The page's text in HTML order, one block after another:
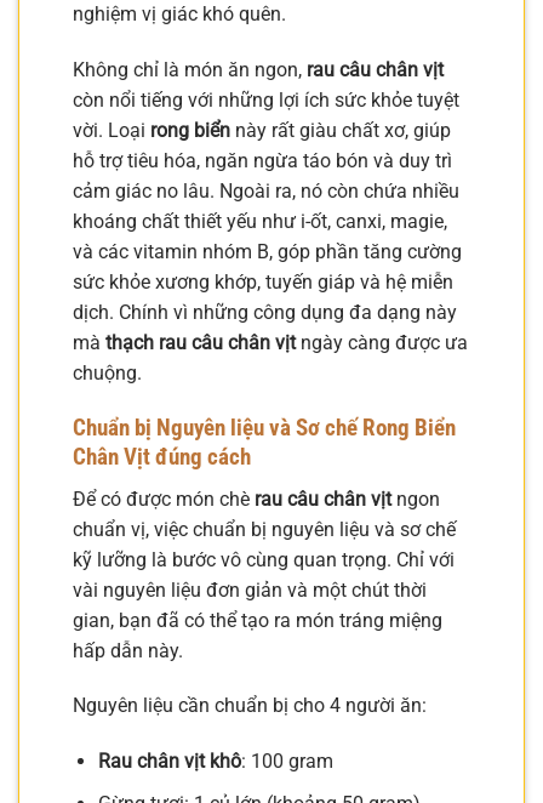
nghiệm vị giác khó quên.
Không chỉ là món ăn ngon, rau câu chân vịt
còn nổi tiếng với những lợi ích sức khỏe tuyệt
vời. Loại rong biển này rất giàu chất xơ, giúp
hỗ trợ tiêu hóa, ngăn ngừa táo bón và duy trì
cảm giác no lâu. Ngoài ra, nó còn chứa nhiều
khoáng chất thiết yếu như i-ốt, canxi, magie,
và các vitamin nhóm B, góp phần tăng cường
sức khỏe xương khớp, tuyến giáp và hệ miễn
dịch. Chính vì những công dụng đa dạng này
mà thạch rau câu chân vịtngày càng được ưa
chuộng.
Chuẩn bị Nguyên liệu và Sơ chế Rong Biển
Chân Vịt đúng cách
Để có được món chè rau câu chân vịtngon
chuẩn vị, việc chuẩn bị nguyên liệu và sơ chế
kỹ lưỡng là bước vô cùng quan trọng. Chỉ với
vài nguyên liệu đơn giản và một chút thời
gian, bạn đã có thể tạo ra món tráng miệng
hấp dẫn này.
Nguyên liệu cần chuẩn bị cho 4 người ăn:
Rau chân vịt khô: 100 gram